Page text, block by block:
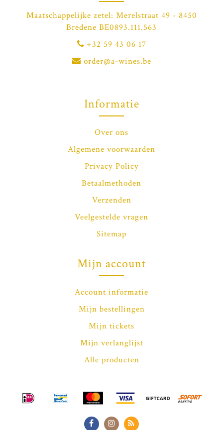
Maatschappelijke zetel: Merelstraat 49 - 8450
Bredene BE0893.111.563
+32 59 43 06 17
order@a-wines.be
Informatie
Over ons
Algemene voorwaarden
Privacy Policy
Betaalmethoden
Verzenden
Veelgestelde vragen
Sitemap
Mijn account
Account informatie
Mijn bestellingen
Mijn tickets
Mijn verlanglijst
Alle producten